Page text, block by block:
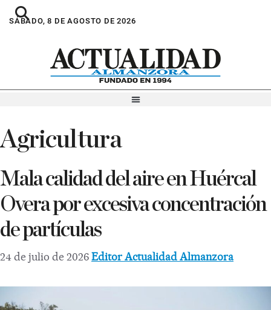
SÁBADO, 8 DE AGOSTO DE 2026
Agricultura
Mala calidad del aire en Huércal
Overa por excesiva concentración
de partículas
24 de julio de 2026Editor Actualidad Almanzora